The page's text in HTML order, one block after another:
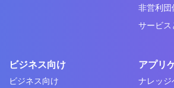
非営利団
サービス
ビジネス向け
ビジネス向け
アプリ
ナレッジ